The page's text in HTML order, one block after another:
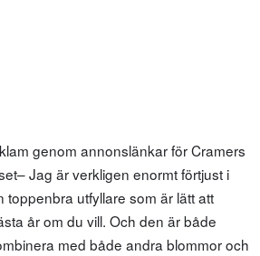
genom annonslänkar för Cramers
Jag är verkligen enormt förtjust i
toppenbra utfyllare som är lätt att
år om du vill. Och den är både
med både andra blommor och